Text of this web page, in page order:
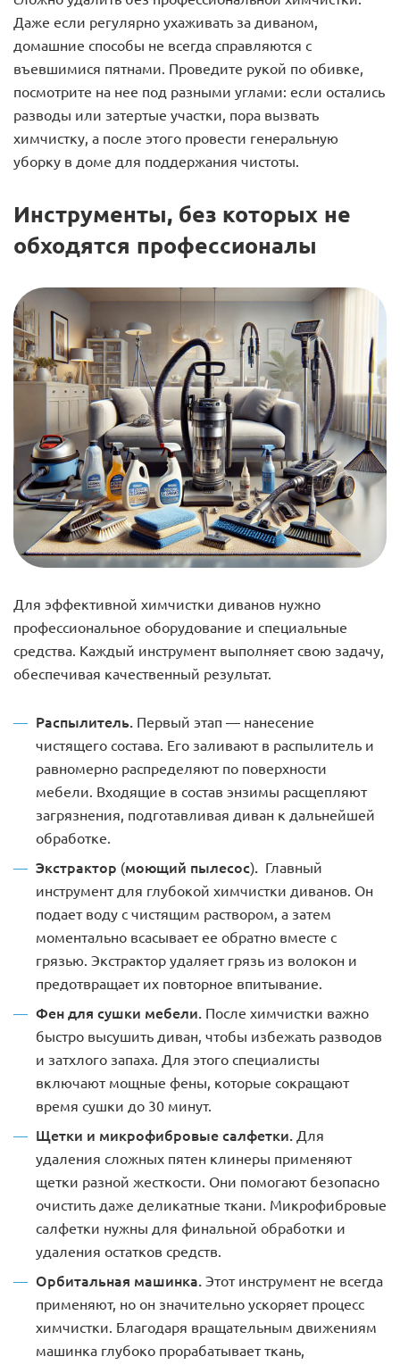
Даже если регулярно ухаживать за диваном,
домашние способы не всегда справляются с
въевшимися пятнами. Проведите рукой по обивке,
посмотрите на нее под разными углами: если остались
разводы или затертые участки, пора вызвать
химчистку, а после этого провести генеральную
уборку в доме для поддержания чистоты.
Инструменты, без которых не
обходятся профессионалы
Для эффективной химчистки диванов нужно
профессиональное оборудование и специальные
средства. Каждый инструмент выполняет свою задачу,
обеспечивая качественный результат.
Распылитель. Первый этап — нанесение
чистящего состава. Его заливают в распылитель и
равномерно распределяют по поверхности
мебели. Входящие в состав энзимы расщепляют
загрязнения, подготавливая диван к дальнейшей
обработке.
Экстрактор (моющий пылесос). Главный
инструмент для глубокой химчистки диванов. Он
подает воду с чистящим раствором, а затем
моментально всасывает ее обратно вместе с
грязью. Экстрактор удаляет грязь из волокон и
предотвращает их повторное впитывание.
Фен для сушки мебели. После химчистки важно
быстро высушить диван, чтобы избежать разводов
и затхлого запаха. Для этого специалисты
включают мощные фены, которые сокращают
время сушки до 30 минут.
Щетки и микрофибровые салфетки. Для
удаления сложных пятен клинеры применяют
щетки разной жесткости. Они помогают безопасно
очистить даже деликатные ткани. Микрофибровые
салфетки нужны для финальной обработки и
удаления остатков средств.
Орбитальная машинка. Этот инструмент не всегда
применяют, но он значительно ускоряет процесс
химчистки. Благодаря вращательным движениям
машинка глубоко прорабатывает ткань,